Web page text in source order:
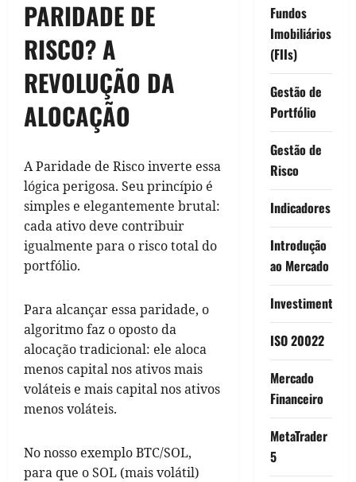
PARIDADE DE
RISCO? A
REVOLUÇÃO DA
ALOCAÇÃO
A Paridade de Risco inverte essa
lógica perigosa. Seu princípio é
simples e elegantemente brutal:
cada ativo deve contribuir
igualmente para o risco total do
portfólio.
Para alcançar essa paridade, o
algoritmo faz o oposto da
alocação tradicional: ele aloca
menos capital nos ativos mais
voláteis e mais capital nos ativos
menos voláteis.
No nosso exemplo BTC/SOL,
para que o SOL (mais volátil)
Fundos
Imobiliários
(FIIs)
Gestão de
Portfólio
Gestão de
Risco
Indicadores
Introdução
ao Mercado
Investimentos
ISO 20022
Mercado
Financeiro
MetaTrader
5